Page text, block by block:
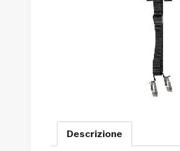
Descrizione